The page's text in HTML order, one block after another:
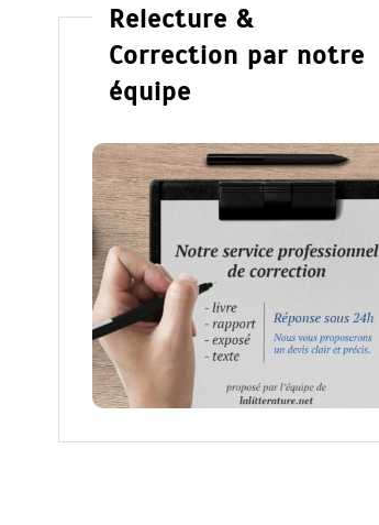
Relecture &
Correction par notre
équipe